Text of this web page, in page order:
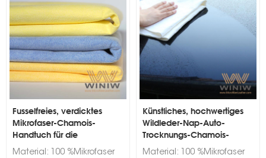
Mindestbestellmenge: 300
Laufmeter. Vorlaufzeit: 10-
15 Tage. &nbsp;
Mindestbestellmenge: 300
Laufmeter. Vorlaufzeit: 10-
15 Tage. &nbsp;
Fusselfreies, verdicktes
Mikrofaser-Chamois-
Handtuch für die
Fahrzeugwäsche
Material: 100 %Mikrofaser
Künstliches, hochwertiges
Wildleder-Nap-Auto-
Trocknungs-Chamois-
Trocknungstuch
Material: 100 %Mikrofaser